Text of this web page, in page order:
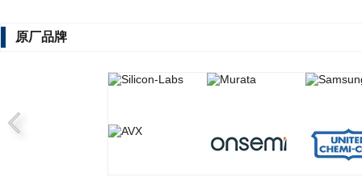
原厂品牌